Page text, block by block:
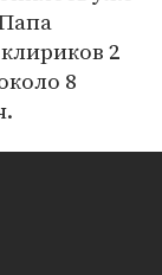
2
8